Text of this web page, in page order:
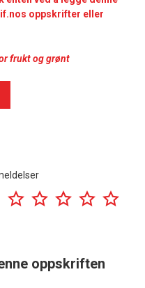
oppskrifter eller
frukt og grønt
oppskriften